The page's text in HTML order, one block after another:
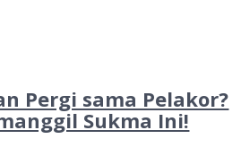
Pergi sama Pelakor?
Sukma Ini!